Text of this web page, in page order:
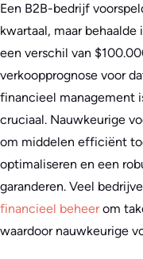
Een B2B-bedrijf
kwartaal, maar
een verschil van
verkoopprognose voor
financieel management
cruciaal. Nauwkeurige
om middelen efficiënt
optimaliseren en een
garanderen. Veel
financieel beheerom
waardoor nauwkeurige